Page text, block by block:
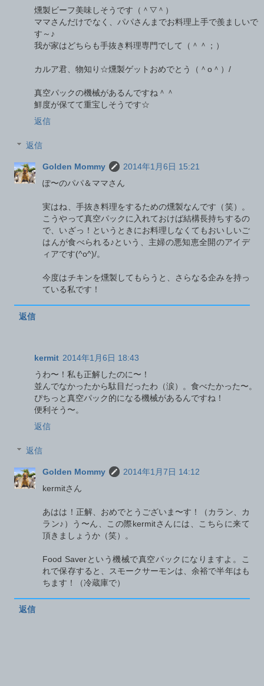
燻製ビーフ美味しそうです（＾▽＾）
ママさんだけでなく、パパさんまでお料理上手で羨ましいで
す～♪
我が家はどちらも手抜き料理専門でして（＾＾；）
カルア君、物知り☆燻製ゲットおめでとう（＾o＾）/
真空パックの機械があるんですね＾＾
鮮度が保てて重宝しそうです☆
返信
返信
Golden Mommy
2014年1月6日 15:21
ぽ〜のパパ＆ママさん
実はね、手抜き料理をするための燻製なんです（笑）。
こうやって真空パックに入れておけば結構長持ちするの
で、いざっ！というときにお料理しなくてもおいしいご
はんが食べられる♪という、主婦の悪知恵全開のアイデ
ィアです(^o^)/。
今度はチキンを燻製してもらうと、さらなる企みを持っ
ている私です！
返信
kermit 2014年1月6日 18:43
うわ〜！私も正解したのに〜！
並んでなかったから駄目だったわ（涙）。食べたかった〜。
ぴちっと真空パック的になる機械があるんですね！
便利そう〜。
返信
返信
Golden Mommy
2014年1月7日 14:12
kermitさん
あはは！正解、おめでとうございま〜す！（カラン、カ
ラン♪）う〜ん、この際kermitさんには、こちらに来て
頂きましょうか（笑）。
Food Saverという機械で真空パックになりますよ。こ
れで保存すると、スモークサーモンは、余裕で半年はも
ちます！（冷蔵庫で）
返信